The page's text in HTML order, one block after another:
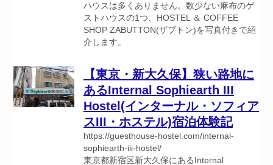
ハウスは多くありません。数少ない麻布のゲ
ストハウスの1つ、HOSTEL ＆ COFFEE
SHOP ZABUTTON(ザブトン)を写真付きで紹
介します。
【東京・新大久保】狭い路地に
あるInternal Sophiearth III
Hostel(インターナル・ソフィア
スIII・ホステル)宿泊体験記
https://guesthouse-hostel.com/internal-
sophiearth-iii-hostel/
東京都新宿区新大久保にあるInternal